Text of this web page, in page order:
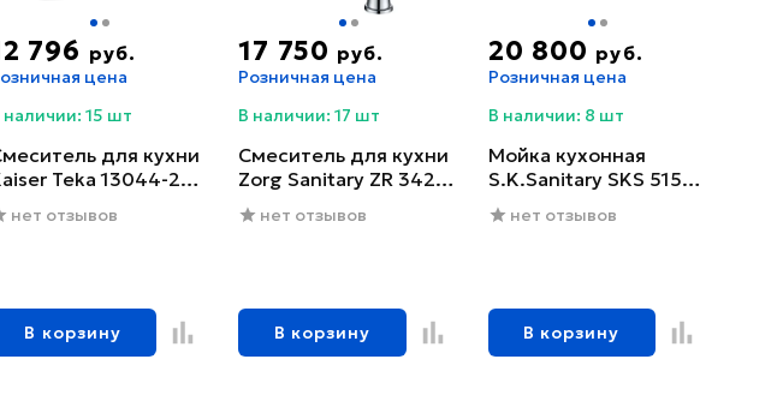
796 руб.
цена
наличии: 15 шт
для кухни
Teka 13044-2
глянцевый
нет отзывов
В корзину
17 750 руб.
Розничная цена
В наличии: 17 шт
Смеситель для кухни
Zorg Sanitary ZR 342-6
YF нет отзывов
В корзину
20 800 руб.
Розничная цена
В наличии: 8 шт
Мойка кухонная
S.K.Sanitary SKS 5151
GRAFIT с сифоном
нет отзывов
В корзину